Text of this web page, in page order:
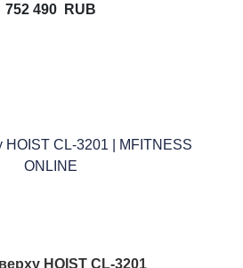
752 490 RUB
HOIST CL-3201